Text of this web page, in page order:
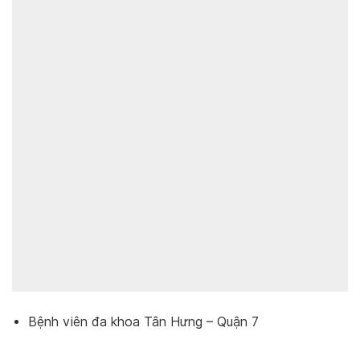
Bệnh viên đa khoa Tân Hưng – Quận 7